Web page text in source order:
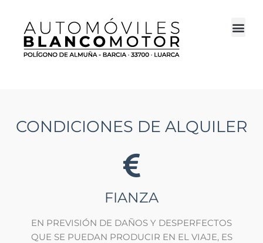
CONDICIONES DE ALQUILER
FIANZA
EN PREVISIÓN DE DAÑOS Y DESPERFECTOS
QUE SE PUEDAN PRODUCIR EN EL VIAJE, ES